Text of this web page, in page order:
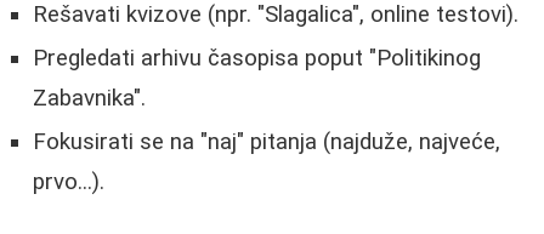
Rešavati kvizove (npr. "Slagalica", online testovi).
Pregledati arhivu časopisa poput "Politikinog
Zabavnika".
Fokusirati se na "naj" pitanja (najduže, najveće,
prvo...).